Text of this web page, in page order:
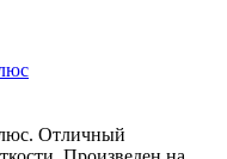
Отличный